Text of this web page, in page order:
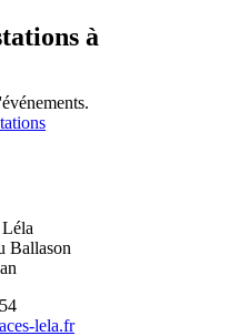
à
Ballason
lela.fr